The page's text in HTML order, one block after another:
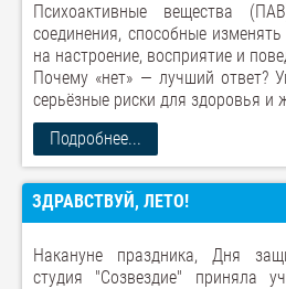
Психоактивные вещества
соединения, способные
на настроение, восприятие и
Почему «нет» — лучший ответ?
серьёзные риски для здоровья и
Подробнее...
ЗДРАВСТВУЙ, ЛЕТО!
Накануне праздника, Дня
студия "Созвездие" приняла